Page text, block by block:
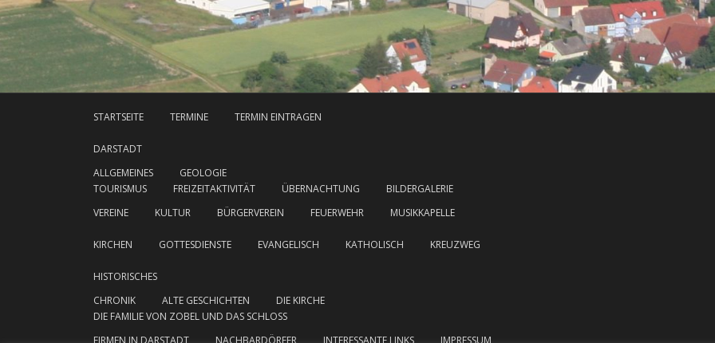
STARTSEITE TERMINE TERMIN EINTRAGEN
DARSTADT
ALLGEMEINES
GEOLOGIE
TOURISMUS
FREIZEITAKTIVITÄT ÜBERNACHTUNG
BILDERGALERIE
VEREINE
KULTUR BÜRGERVEREIN FEUERWEHR MUSIKKAPELLE
KIRCHEN GOTTESDIENSTE EVANGELISCH KATHOLISCH KREUZWEG
HISTORISCHES
CHRONIK
ALTE GESCHICHTEN
DIE KIRCHE
DIE FAMILIE VON ZOBEL UND DAS SCHLOSS
FIRMEN IN DARSTADT
NACHBARDÖRFER INTERESSANTE LINKS IMPRESSUM